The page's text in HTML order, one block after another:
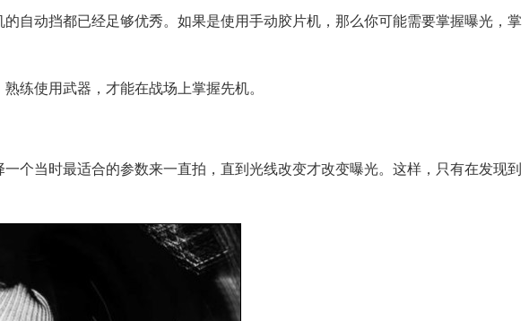
动挡都已经足够优秀。如果是使用手动胶片机，那么你可能需要掌握曝光，掌
练使用武器，才能在战场上掌握先机。
当时最适合的参数来一直拍，直到光线改变才改变曝光。这样，只有在发现到